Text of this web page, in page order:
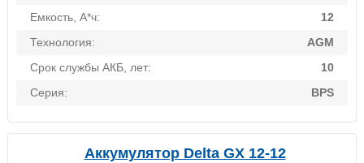
Емкость, А*ч:
12
Технология:
AGM
Срок службы АКБ, лет:
10
Серия:
BPS
Аккумулятор Delta GX 12-12